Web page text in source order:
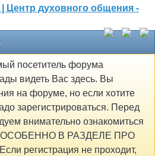
посетитель форума
видеть Вас здесь. Вы
на форуме, но если хотите
зарегистрироваться. Перед
внимательно ознакомиться
- ОСОБЕННО В РАЗДЕЛЕ ПРО
регистрация не проходит,